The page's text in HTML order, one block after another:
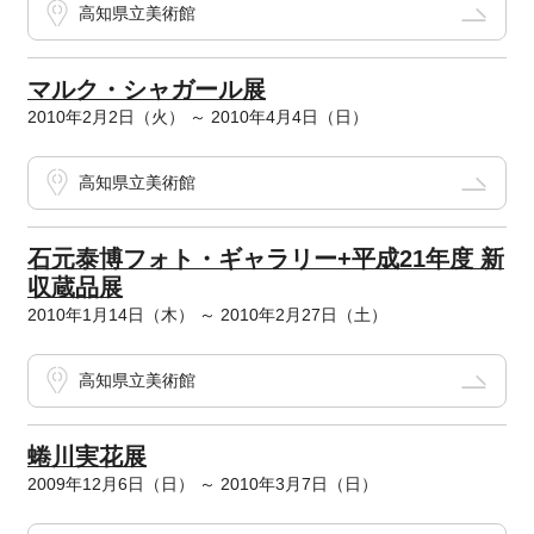
高知県立美術館
マルク・シャガール展
2010年2月2日（火） ～ 2010年4月4日（日）
高知県立美術館
石元泰博フォト・ギャラリー+平成21年度 新
収蔵品展
2010年1月14日（木） ～ 2010年2月27日（土）
高知県立美術館
蜷川実花展
2009年12月6日（日） ～ 2010年3月7日（日）